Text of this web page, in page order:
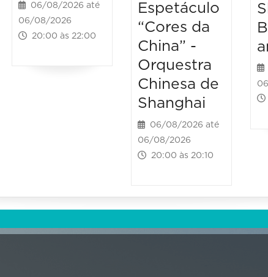
06/08/2026 até
06/08/2026
20:00 às 22:00
Espetáculo
“Cores da
China” -
Orquestra
Chinesa de
Shanghai
06/08/2026 até
06/08/2026
20:00 às 20:10